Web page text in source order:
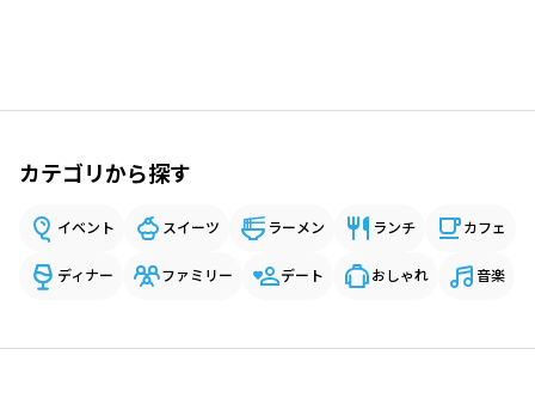
カテゴリから探す
イベント スイーツ ラーメン ランチ カフェ
ディナー ファミリー デート おしゃれ 音楽